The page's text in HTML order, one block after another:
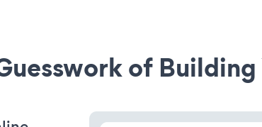
of Building